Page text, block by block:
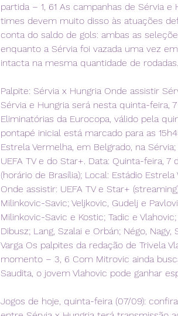
partida – 1, 61 As campanhas de Sérvia
times devem muito disso às atuações
conta do saldo de gols: ambas as
enquanto a Sérvia foi vazada uma vez
intacta na mesma quantidade de rodadas.
Palpite: Sérvia x Hungria Onde assistir
Sérvia e Hungria será nesta quinta-feira,
Eliminatórias da Eurocopa, válido pela
pontapé inicial está marcado para as
Estrela Vermelha, em Belgrado, na
UEFA TV e do Star+. Data: Quinta-feira,
(horário de Brasília); Local: Estádio
Onde assistir: UEFA TV e Star+
Milinkovic-Savic; Veljkovic, Gudelj e
Milinkovic-Savic e Kostic; Tadic e
Dibusz; Lang, Szalai e Orbán; Négo,
Varga Os palpites da redação de Trivela
momento – 3, 6 Com Mitrovic ainda
Saudita, o jovem Vlahovic pode ganhar
Jogos de hoje, quinta-feira (07/09):